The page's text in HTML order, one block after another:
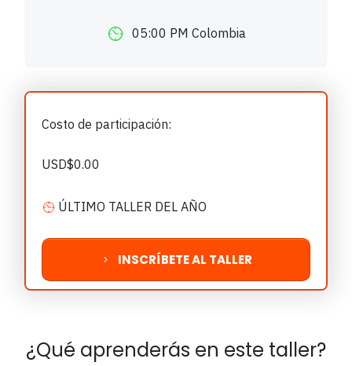
05:00 PM Colombia
Costo de participación:
USD$0.00
ÚLTIMO TALLER DEL AÑO
INSCRÍBETE AL TALLER
¿Qué aprenderás en este taller?